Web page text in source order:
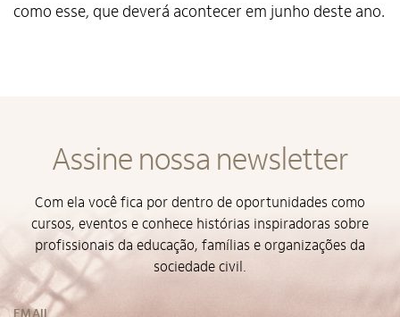
Termos de Uso e Política de
Privacidade
como esse, que deverá acontecer em junho deste ano.
Assine nossa newsletter
Com ela você fica por dentro de oportunidades como
cursos, eventos e conhece histórias inspiradoras sobre
profissionais da educação, famílias e organizações da
sociedade civil.
EMAIL